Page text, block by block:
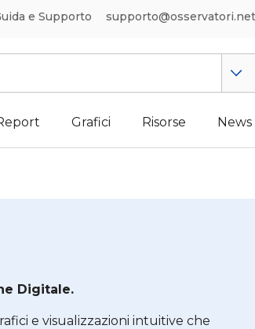
e Supporto supporto@osservatori.net
Grafici Risorse News
Digitale.
e visualizzazioni intuitive che